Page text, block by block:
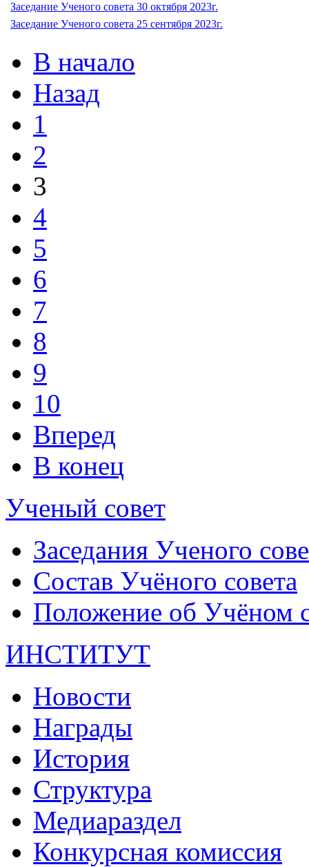
Заседание Ученого совета 30 октября 2023г.
Заседание Ученого совета 25 сентября 2023г.
В начало
Назад
1
2
3
4
5
6
7
8
9
10
Вперед
В конец
Ученый совет
Заседания Ученого
Состав Учёного совета
Положение об Учёном
ИНСТИТУТ
Новости
Награды
История
Структура
Медиараздел
Конкурсная комиссия